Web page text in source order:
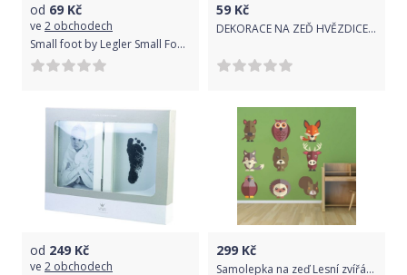
od 69 Kč
ve 2 obchodech
Small foot by Legler Small Foot Sada červených hvězdiček
59 Kč
DEKORACE NA ZEĎ HVĚZDICE ČERVENÁ 15cm
od 249 Kč
ve 2 obchodech
299 Kč
Samolepka na zeď Lesní zvířátka II